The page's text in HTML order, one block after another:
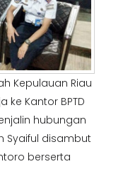
Kepulauan Riau
ke Kantor BPTD
hubungan
Syaiful disambut
berserta